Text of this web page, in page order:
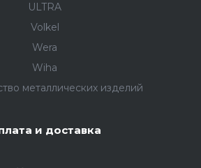
ULTRA
Volkel
Wera
Wiha
металлических изделий
и доставка